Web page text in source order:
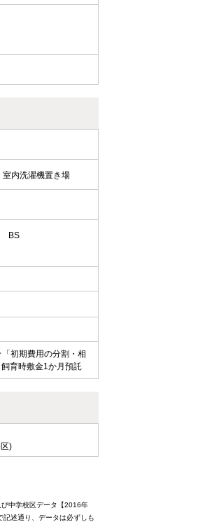
室内洗濯機置き場
BS
初期費用の分割・相
育時敷金1か月預託
)
中学校区データ【2016年
述通り、データは必ずしも